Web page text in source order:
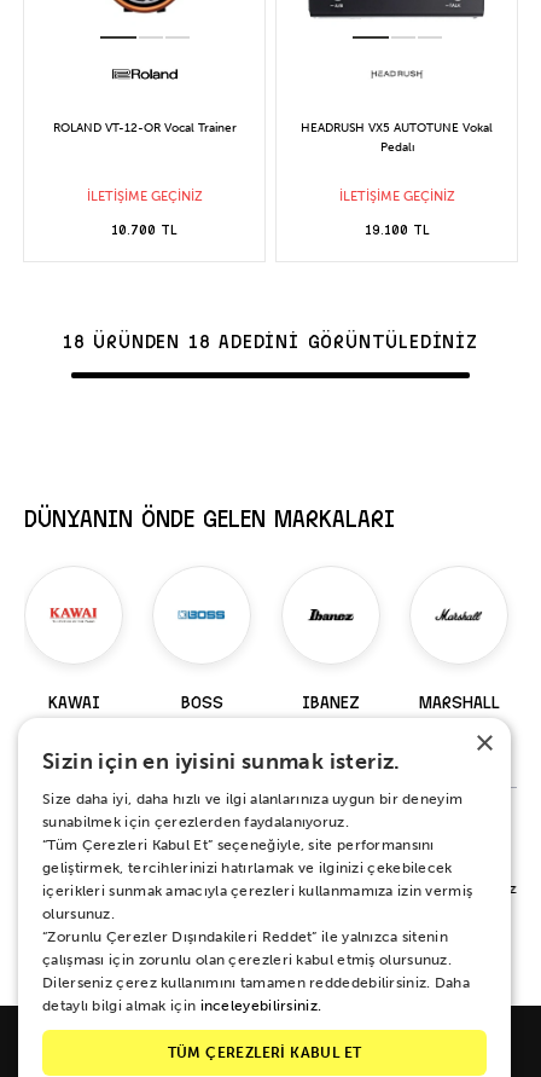
ROLAND VT-12-OR Vocal Trainer
İLETİŞİME GEÇİNİZ
10.700 TL
HEADRUSH VX5 AUTOTUNE Vokal
Pedalı
İLETİŞİME GEÇİNİZ
19.100 TL
18 ÜRÜNDEN 18 ADEDİNİ GÖRÜNTÜLEDİNİZ
DÜNYANIN ÖNDE GELEN MARKALARI
KAWAI BOSS IBANEZ MARSHALL
%100 MEMNUNİYET SÖZÜ
Alışverişiniz sırasında ya da sonrasında koşulsuz mutluluğunuz için yanınızdayız.
Her ne sebeple olursa olsun 15 gün boyunca iade ve değişim garantisi Zuhal
Müzik güvencesinde.
×
Sizin için en iyisini sunmak isteriz.
Size daha iyi, daha hızlı ve ilgi alanlarınıza uygun bir deneyim
sunabilmek için çerezlerden faydalanıyoruz.
“Tüm Çerezleri Kabul Et” seçeneğiyle, site performansını
geliştirmek, tercihlerinizi hatırlamak ve ilginizi çekebilecek
içerikleri sunmak amacıyla çerezleri kullanmamıza izin vermiş
olursunuz.
“Zorunlu Çerezler Dışındakileri Reddet” ile yalnızca sitenin
çalışması için zorunlu olan çerezleri kabul etmiş olursunuz.
Dilerseniz çerez kullanımını tamamen reddedebilirsiniz. Daha
detaylı bilgi almak için inceleyebilirsiniz.
TÜM ÇEREZLERİ KABUL ET